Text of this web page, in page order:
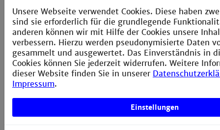
Bachelor Technische Informatik
Bitte beachten:
Für den Studiengang KI-
Ingenieurwissenschaften
Technische
InformatiksowieMedizintechnikist die
Unsere Webseite verwendet Cookies. Diese haben
sind sie erforderlich für die grundlegende
anderen können wir mit Hilfe der Cookies unsere
verbessern. Hierzu werden pseudonymisierte Daten
gesammelt und ausgewertet. Das Einverständnis in
Cookies können Sie jederzeit widerrufen. Weitere
dieser Website finden Sie in unserer
Impressum.
Einstellungen